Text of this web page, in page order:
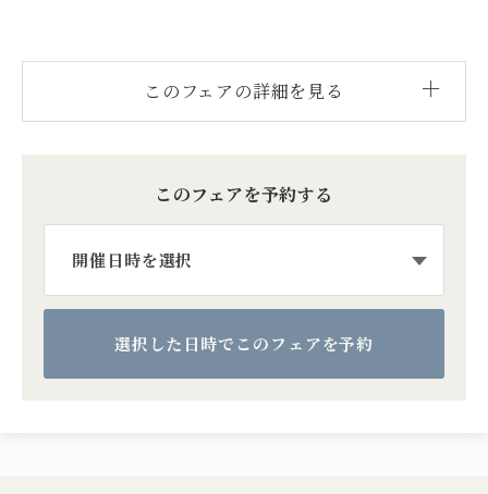
このフェアの詳細を見る
このフェアを予約する